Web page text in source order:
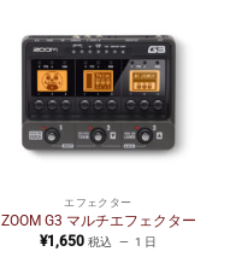
エフェクター
ZOOM G3 マルチエフェクター
¥1,650 税込 1 日